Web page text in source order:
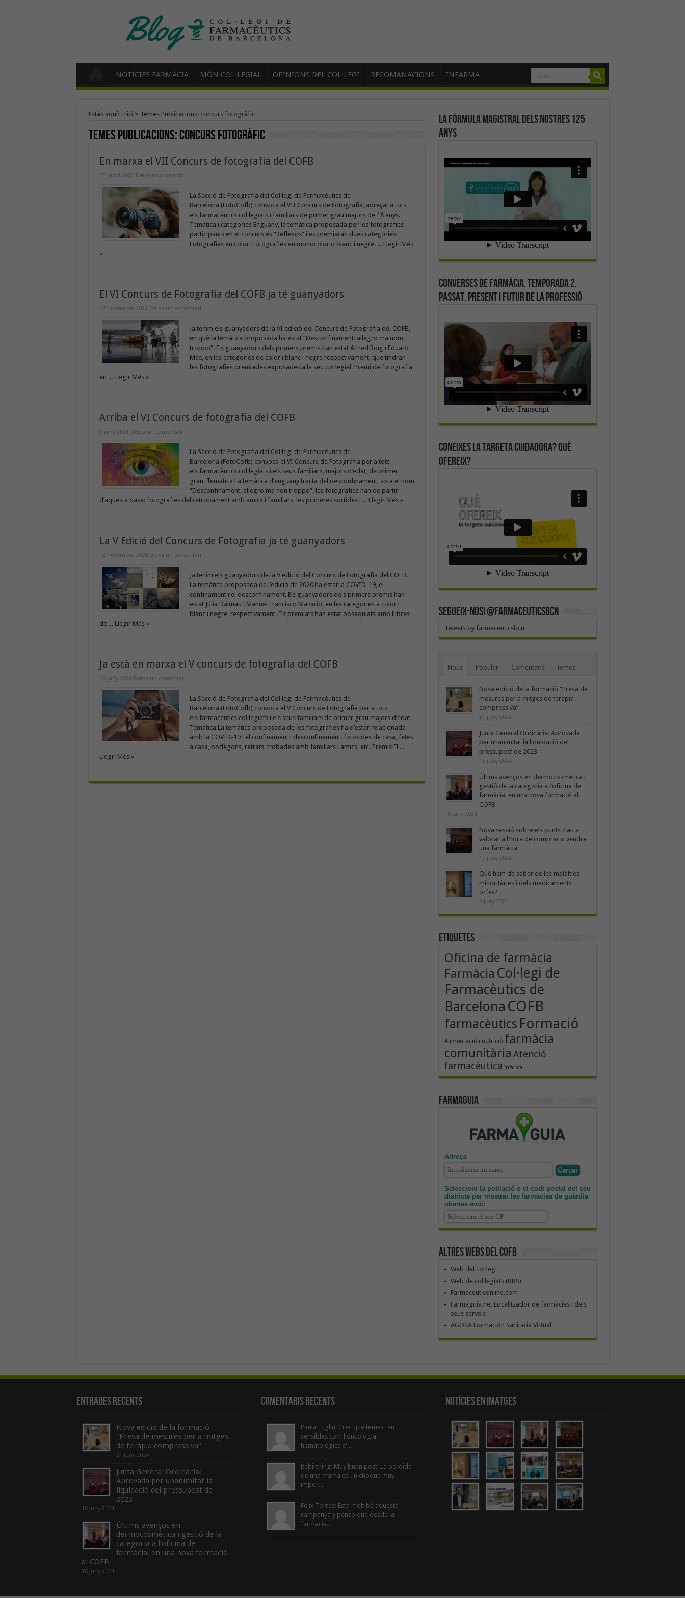
NOTÍCIES FARMÀCIA MÓN COL·LEGIAL OPINIONS DEL COL·LEGI RECOMANACIONS INFARMA
Estàs aquí: Inici > Temes Publicacions: concurs fotogràfic
Temes Publicacions:concurs fotogràfic
En marxa el VII Concurs de fotografia del COFB
22 juliol 2022 Deixa un comentari
La Secció de Fotografia del Col·legi de Farmacèutics de
Barcelona (FotoCofb) convoca el VII Concurs de Fotografia, adreçat a tots
els farmacèutics col·legiats i familiars de primer grau majors de 18 anys.
Temàtica i categories Enguany, la temàtica proposada per les fotografies
participants en el concurs és “Reflexos” i es premiaran dues categories:
Fotografies en color. Fotografies en monocolor o blanc i negre. ... Llegir Més
»
El VI Concurs de Fotografia del COFB ja té guanyadors
17 novembre 2021 Deixa un comentari
Ja tenim els guanyadors de la VI edició del Concurs de Fotografia del COFB,
en què la temàtica proposada ha estat “Desconfinament: allegro ma nom
troppo“. Els guanyadors dels primers premis han estat Alfred Roig i Eduard
Mas, en les categories de color i blanc i negre respectivament, que tindran
les fotografies premiades exposades a la seu col·legial. Premi de fotografia
en ... Llegir Més »
Arriba el VI Concurs de fotografia del COFB
3 juny 2021 Deixa un comentari
La Secció de Fotografia del Col·legi de Farmacèutics de
Barcelona (FotoCofb) convoca el VI Concurs de Fotografia per a tots
els farmacèutics col·legiats i els seus familiars, majors d’edat, de primer
grau. Temàtica La temàtica d’enguany tracta del desconfinament, sota el nom
“Desconfinament, allegro ma non troppo”, les fotografies han de partir
d’aquesta base: fotografies del retrobament amb amics i familiars, les primeres sortides i ... Llegir Més »
La V Edició del Concurs de Fotografia ja té guanyadors
12 novembre 2020 Deixa un comentari
Ja tenim els guanyadors de la V edició del Concurs de Fotografia del COFB.
La temàtica proposada de l’edició de 2020 ha estat la COVID-19, el
confinament i el desconfinament. Els guanyadors dels primers premis han
estat Júlia Dalmau i Manuel Francisco Mazario, en les categories a color i
blanc i negre, respectivament. Els premiats han estat obsequiats amb llibres
de ... Llegir Més »
Ja està en marxa el V concurs de fotografia del COFB
26 juny 2020 Deixa un comentari
La Secció de Fotografia del Col·legi de Farmacèutics de
Barcelona (FotoCofb) convoca el V Concurs de Fotografia per a tots
els farmacèutics col·legiats i els seus familiars de primer grau majors d’edat.
Temàtica La temàtica proposada de les fotografies ha d’estar relacionada
amb la COVID-19 i el confinament i desconfinament: fotos des de casa, fetes
a casa, bodegons, retrats, trobades amb familiars i amics, etc. Premis El ...
Llegir Més »
La fórmula magistral dels nostres 125
anys
Converses de farmàcia. Temporada 2.
Passat, present i futur de la professió
Coneixes la targeta cuidadora? Què
ofereix?
SEGUEIX-NOS! @farmaceuticsbcn
Tweets by farmaceuticsbcn
Nous Popular Comentaris Temes
Nova edició de la formació “Presa de
mesures per a mitges de teràpia
compressiva”
21 juny 2024
Junta General Ordinària: Aprovada
per unanimitat la liquidació del
pressupost de 2023
18 juny 2024
Últims avenços en dermocosmètica i
gestió de la categoria a l’oficina de
farmàcia, en una nova formació al
COFB
18 juny 2024
Nova sessió sobre els punts clau a
valorar a l’hora de comprar o vendre
una farmàcia
17 juny 2024
Què hem de saber de les malalties
minoritàries i dels medicaments
orfes?
3 juny 2024
Etiquetes
Oficina de farmàcia
Farmàcia Col·legi de
Farmacèutics de
Barcelona COFB
farmacèutics Formació
Alimentació i nutrició farmàcia
comunitària Atenció
farmacèutica Infarma
Farmaguia
Adreça
Seleccioni la població o el codi postal del seu
districte per mostrar les farmàcies de guàrdia
obertes avui:
Altres webs del COFB
Web del col·legi
Web de col·legiats (BBS)
Farmaceuticonline.com
Farmaguia.net Localitzador de farmàcies i dels
seus serveis
ÁGORA Formación Sanitaria Virtual
Entrades recents
Nova edició de la formació
“Presa de mesures per a mitges
de teràpia compressiva”
21 juny 2024
Junta General Ordinària:
Aprovada per unanimitat la
liquidació del pressupost de
2023
18 juny 2024
Últims avenços en
dermocosmètica i gestió de la
categoria a l’oficina de
farmàcia, en una nova formació
al COFB
18 juny 2024
Comentaris Recents
Paula Luglin: Crec que temes tan
sensibles com l'oncologia
hematològica s'...
Rebirthing: Muy buen post! La perdida
de una mama es un choque muy
impor...
Felix Torres: Esta molt bé aquesta
campanya y penso que desde la
farmacia...
Notícies en Imatges